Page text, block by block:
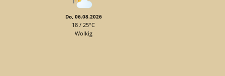
Do, 06.08.2026
18 / 25°C
Wolkig